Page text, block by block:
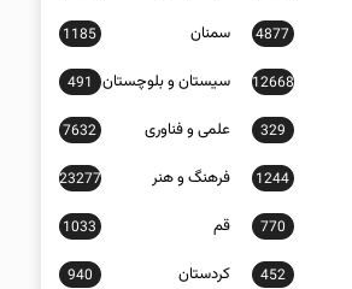
4877 سمنان 1185
12668 سیستان و بلوچستان 491
329 علمی و فناوری 7632
1244 فرهنگ و هنر 23277
770 قم 1033
452 کردستان 940